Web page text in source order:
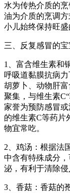
水为传热介质的
油为介质的烹调
小儿始终保持旺盛
三、反复感冒的宝
1、富含维生素和
呼吸道黏膜抗病
胡萝卜、动物肝
聚集，与维生素
家誉为预防感冒
的维生素C等药片
物宜常吃。
2、鸡汤：根据法
中含有特殊成分
泌，有利于清除侵
3、香菇：香菇的